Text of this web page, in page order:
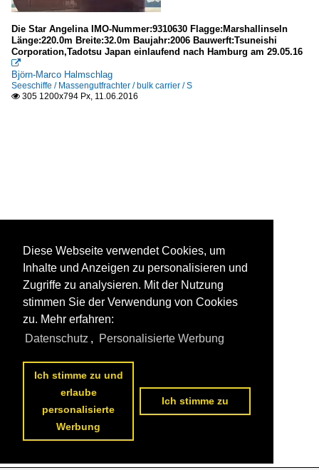
Die Star Angelina IMO-Nummer:9310630 Flagge:Marshallinseln
Länge:220.0m Breite:32.0m Baujahr:2006 Bauwerft:Tsuneishi
Corporation,Tadotsu Japan einlaufend nach Hamburg am 29.05.16

Björn-Marco Halmschlag
Seeschiffe / Massengutfrachter / bulk carrier / S
 305 1200x794 Px, 11.06.2016
Diese Webseite verwendet Cookies, um
Inhalte und Anzeigen zu personalisieren und
Zugriffe zu analysieren. Mit der Nutzung
stimmen Sie der Verwendung von Cookies
zu. Mehr erfahren:
Datenschutz , Personalisierte Werbung
Ich stimme zu und
erlaube
personalisierte
Werbung
Ich stimme zu